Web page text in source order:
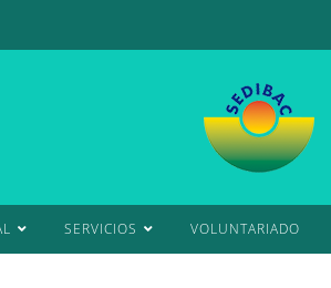
SERVICIOS VOLUNTARIADO